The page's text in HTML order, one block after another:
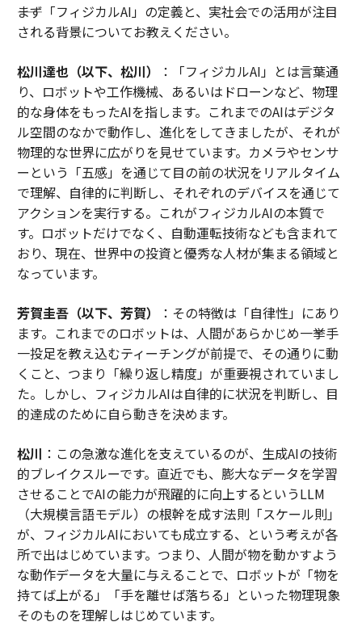
――まず「フィジカルAI」の定義と、実社会での活用が注目
される背景についてお教えください。
松川達也（以下、松川）
：「フィジカルAI」とは言葉通
り、ロボットや工作機械、あるいはドローンなど、物理
的な身体をもったAIを指します。これまでのAIはデジタ
ル空間のなかで動作し、進化をしてきましたが、それが
物理的な世界に広がりを見せています。カメラやセンサ
ーという「五感」を通じて目の前の状況をリアルタイム
で理解、自律的に判断し、それぞれのデバイスを通じて
アクションを実行する。これがフィジカルAIの本質で
す。ロボットだけでなく、自動運転技術なども含まれて
おり、現在、世界中の投資と優秀な人材が集まる領域と
なっています。
芳賀圭吾（以下、芳賀）
：その特徴は「自律性」にあり
ます。これまでのロボットは、人間があらかじめ一挙手
一投足を教え込むティーチングが前提で、その通りに動
くこと、つまり「繰り返し精度」が重要視されていまし
た。しかし、フィジカルAIは自律的に状況を判断し、目
的達成のために自ら動きを決めます。
松川 ：この急激な進化を支えているのが、生成AIの技術
的ブレイクスルーです。直近でも、膨大なデータを学習
させることでAIの能力が飛躍的に向上するというLLM
（大規模言語モデル）の根幹を成す法則「スケール則」
が、フィジカルAIにおいても成立する、という考えが各
所で出はじめています。つまり、人間が物を動かすよう
な動作データを大量に与えることで、ロボットが「物を
持てば上がる」「手を離せば落ちる」といった物理現象
そのものを理解しはじめています。